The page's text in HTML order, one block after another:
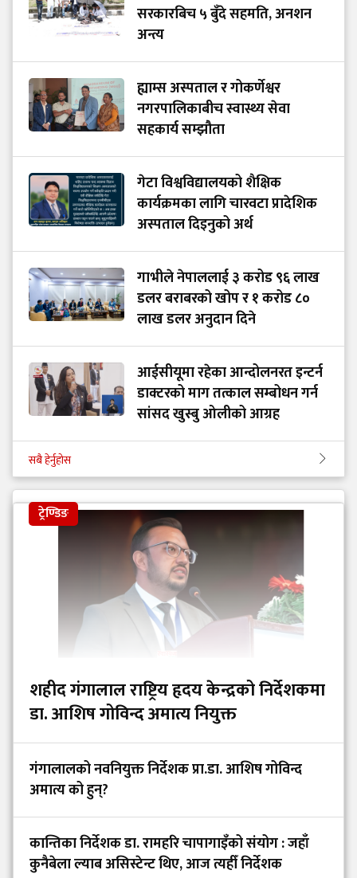
सरकारबिच ५ बुँदे सहमति, अनशन
अन्त्य
ह्याम्स अस्पताल र गोकर्णेश्वर
नगरपालिकाबीच स्वास्थ्य सेवा
सहकार्य सम्झौता
गेटा विश्वविद्यालयको शैक्षिक
कार्यक्रमका लागि चारवटा प्रादेशिक
अस्पताल दिइनुको अर्थ
गाभीले नेपाललाई ३ करोड ९६ लाख
डलर बराबरको खोप र १ करोड ८०
लाख डलर अनुदान दिने
आईसीयूमा रहेका आन्दोलनरत इन्टर्न
डाक्टरको माग तत्काल सम्बोधन गर्न
सांसद खुस्बु ओलीको आग्रह
सबै हेर्नुहोस
ट्रेण्डिङ
शहीद गंगालाल राष्ट्रिय हृदय केन्द्रको निर्देशकमा
डा. आशिष गोविन्द अमात्य नियुक्त
गंगालालको नवनियुक्त निर्देशक प्रा.डा. आशिष गोविन्द
अमात्य को हुन्?
कान्तिका निर्देशक डा. रामहरि चापागाइँको संयोग : जहाँ
कुनैबेला ल्याब असिस्टेन्ट थिए, आज त्यहीँ निर्देशक